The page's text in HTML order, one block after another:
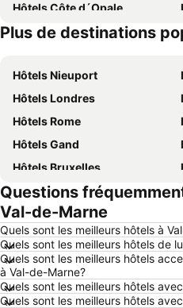
Hôtels Côte d´Opale
Hôtels Belgique
Plus de destinations
Hôtels Nieuport
Hôtels Londres
Hôtels Rome
Hôtels Gand
Hôtels Bruxelles
Hôtels Maastricht
Hôtels Hasselt
Hôtels Boulogne-sur-Mer
Hôtels Le Touquet-Paris-Plage
Hôtels Málaga
Hôtels Luxembourg
Questions
Val-de-Marne
Quels sont les meilleurs hôtels à
Quels sont les meilleurs hôtels de
Quels sont les meilleurs hôtels
à Val-de-Marne?
Quels sont les meilleurs hôtels
Quels sont les meilleurs hôtels